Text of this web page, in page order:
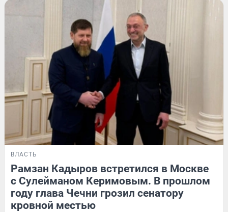
ВЛАСТЬ
Рамзан Кадыров встретился в Москве
с Сулейманом Керимовым. В прошлом
году глава Чечни грозил сенатору
кровной местью